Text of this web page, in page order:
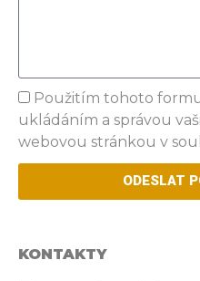
Privacy
Použitím tohoto
ukládáním a správou
webovou stránkou v
ODESLAT
KONTAKTY